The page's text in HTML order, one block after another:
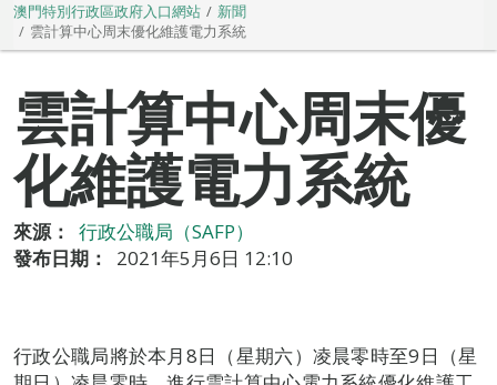
澳門特別行政區政府入口網站
新聞
雲計算中心周末優化維護電力系統
雲計算中心周末優
化維護電力系統
來源：
行政公職局（SAFP）
發布日期：
2021年5月6日 12:10
行政公職局將於本月8日（星期六）凌晨零時至9日（星